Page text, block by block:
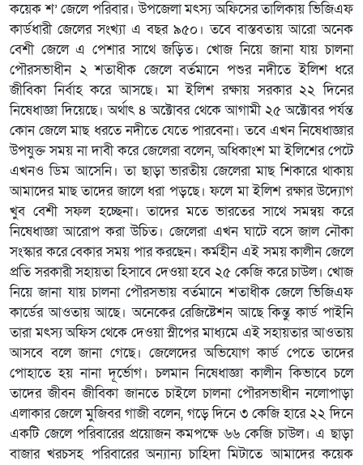
কয়েক শ’ জেলে পরিবার। উপজেলা মৎস্য অফিসের তালিকায় ভিজিএফ
কার্ডধারী জেলের সংখ্যা এ বছর ৯৫০। তবে বাস্তবতায় আরো অনেক
বেশী জেলে এ পেশার সাথে জড়িত। খোজ নিয়ে জানা যায় চালনা
পৌরসভাধীন ২ শতাধীক জেলে বর্তমানে পশুর নদীতে ইলিশ ধরে
জীবিকা নির্বাহ করে আসছে। মা ইলিশ রক্ষায় সরকার ২২ দিনের
নিষেধাজ্ঞা দিয়েছে। অর্থাৎ ৪ অক্টোবর থেকে আগামী ২৫ অক্টোবর পর্যন্ত
কোন জেলে মাছ ধরতে নদীতে যেতে পারবেনা। তবে এখন নিষেধাজ্ঞার
উপযুক্ত সময় না দাবী করে জেলেরা বলেন, অধিকাংশ মা ইলিশের পেটে
এখনও ডিম আসেনি। তা ছাড়া ভারতীয় জেলেরা মাছ শিকারে থাকায়
আমাদের মাছ তাদের জালে ধরা পড়ছে। ফলে মা ইলিশ রক্ষার উদ্যোগ
খুব বেশী সফল হচ্ছেনা। তাদের মতে ভারতের সাথে সমন্বয় করে
নিষেধাজ্ঞা আরোপ করা উচিত। জেলেরা এখন ঘাটে বসে জাল নৌকা
সংস্কার করে বেকার সময় পার করছেন। কর্মহীন এই সময় কালীন জেলে
প্রতি সরকারী সহায়তা হিসাবে দেওয়া হবে ২৫ কেজি করে চাউল। খোজ
নিয়ে জানা যায় চালনা পৌরসভায় বর্তমানে শতাধীক জেলে ভিজিএফ
কার্ডের আওতায় আছে। অনেকের রেজিষ্টেশন আছে কিন্তু কার্ড পাইনি
তারা মৎস্য অফিস থেকে দেওয়া স্লীপের মাধ্যমে এই সহায়তার আওতায়
আসবে বলে জানা গেছে। জেলেদের অভিযোগ কার্ড পেতে তাদের
পোহাতে হয় নানা দূর্ভোগ। চলমান নিষেধাজ্ঞা কালীন কিভাবে চলে
তাদের জীবন জীবিকা জানতে চাইলে চালনা পৌরসভাধীন নলোপাড়া
এলাকার জেলে মুজিবর গাজী বলেন, গড়ে দিনে ৩ কেজি হারে ২২ দিনে
একটি জেলে পরিবারের প্রয়োজন কমপক্ষে ৬৬ কেজি চাউল। এ ছাড়া
বাজার খরচসহ পরিবারের অন্যান্য চাহিদা মিটাতে আমাদের কয়েক